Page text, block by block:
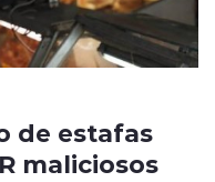
de estafas
maliciosos